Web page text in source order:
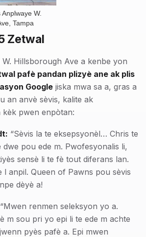
W.
Tampa
Zetwal
Hillsborough Ave a kenbe yon
pafè pandan plizyè ane ak plis
Google jiska mwa sa a, gras a
an anvè sèvis, kalite ak
pwen enpòtan:
“Sèvis la te eksepsyonèl… Chris te
dwe pou ede m. Pwofesyonalis li,
sensè li te fè tout diferans lan.
l anpil. Queen of Pawns pou sèvis
dèyè a!
“Mwen renmen seleksyon yo a.
m sou pri yo epi li te ede m achte
pyès pafè a. Epi mwen